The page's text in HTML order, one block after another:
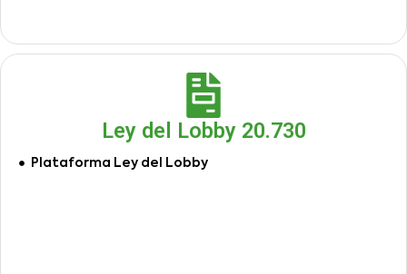
Ley del Lobby 20.730
Plataforma Ley del Lobby